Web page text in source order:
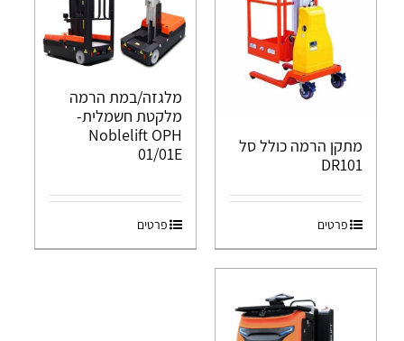
מתקן הרמה כולל סל
DR101
פרטים
מלגזה/במת הרמה
מלקטת חשמלית-
Noblelift OPH
01/01E
פרטים